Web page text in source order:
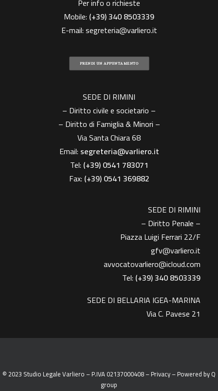
Per info o richieste
Mobile: (+39)340 8503339
E-mail:segreteria@varliero.it
PRENDI UN APPUNTAMENTO
SEDE DI RIMINI
– Diritto civile e societario –
– Diritto di Famiglia & Minori –
Via Santa Chiara 68
Email: segreteria@varliero.it
Tel: (+39) 0541 783071
Fax: (+39)0541 369882
SEDE DI RIMINI
– Diritto Penale –
Piazza Luigi Ferrari 22/F
gfv@varliero.it
avvocatovarliero@icloud.com
Tel: (+39) 340 8503339
SEDE DI BELLARIA IGEA-MARINA
Via C. Pavese 21
© 2023 Studio Legale Varliero – P.IVA 02137000408 –Privacy– Powered byQ
group